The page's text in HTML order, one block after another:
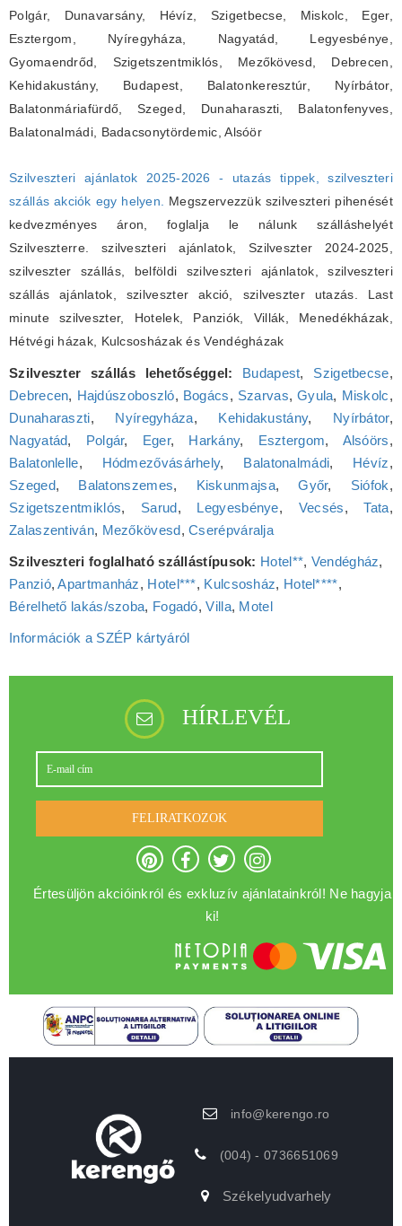
Polgár, Dunavarsány, Hévíz, Szigetbecse, Miskolc, Eger,
Esztergom, Nyíregyháza, Nagyatád, Legyesbénye,
Gyomaendrőd, Szigetszentmiklós, Mezőkövesd, Debrecen,
Kehidakustány, Budapest, Balatonkeresztúr, Nyírbátor,
Balatonmáriafürdő, Szeged, Dunaharaszti, Balatonfenyves,
Balatonalmádi, Badacsonytördemic, Alsóör
Szilveszteri ajánlatok 2025-2026 - utazás tippek, szilveszteri
szállás akciók egy helyen.
Megszervezzük szilveszteri pihenését
kedvezményes áron, foglalja le nálunk szálláshelyét
Szilveszterre. szilveszteri ajánlatok, Szilveszter 2024-2025,
szilveszter szállás, belföldi szilveszteri ajánlatok, szilveszteri
szállás ajánlatok, szilveszter akció, szilveszter utazás. Last
minute szilveszter, Hotelek, Panziók, Villák, Menedékházak,
Hétvégi házak, Kulcsosházak és Vendégházak
Szilveszter szállás lehetőséggel: Budapest, Szigetbecse,
Debrecen, Hajdúszoboszló, Bogács, Szarvas, Gyula, Miskolc,
Dunaharaszti, Nyíregyháza, Kehidakustány, Nyírbátor,
Nagyatád, Polgár, Eger, Harkány, Esztergom, Alsóörs,
Balatonlelle, Hódmezővásárhely, Balatonalmádi, Hévíz,
Szeged, Balatonszemes, Kiskunmajsa,Győr, Siófok,
Szigetszentmiklós, Sarud, Legyesbénye, Vecsés,Tata,
Zalaszentiván, Mezőkövesd,Cserépváralja
Szilveszteri foglalható szállástípusok: Hotel**, Vendégház,
Panzió,Apartmanház, Hotel***, Kulcsosház, Hotel****,
Bérelhető lakás/szoba, Fogadó,Villa, Motel
Információk a SZÉP kártyáról
HÍRLEVÉL
FELIRATKOZOK
Értesüljön akcióinkról és exkluzív ajánlatainkról! Ne hagyja
ki!
info@kerengo.ro
(004) - 0736651069
Székelyudvarhely